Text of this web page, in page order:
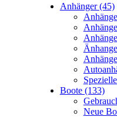
Anhänger (45)
Boote (133)
Neue